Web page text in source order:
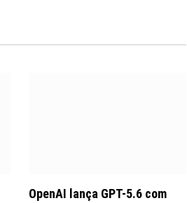
OpenAI lança GPT-5.6 com